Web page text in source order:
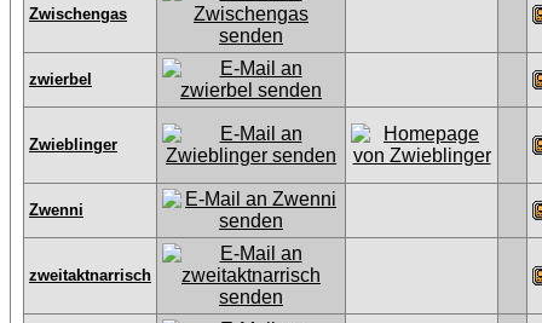
Zwischengas
zwierbel
Zwieblinger
Zwenni
zweitaktnarrisch